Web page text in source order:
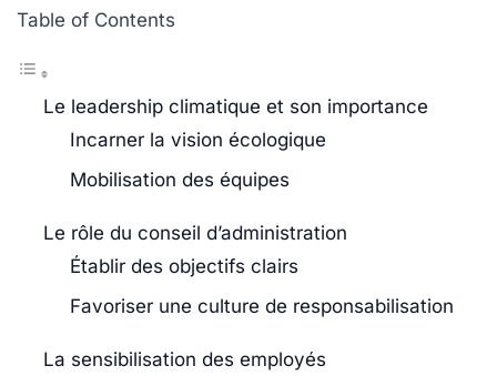
Table of Contents
Le leadership climatique et son importance
Incarner la vision écologique
Mobilisation des équipes
Le rôle du conseil d’administration
Établir des objectifs clairs
Favoriser une culture de responsabilisation
La sensibilisation des employés